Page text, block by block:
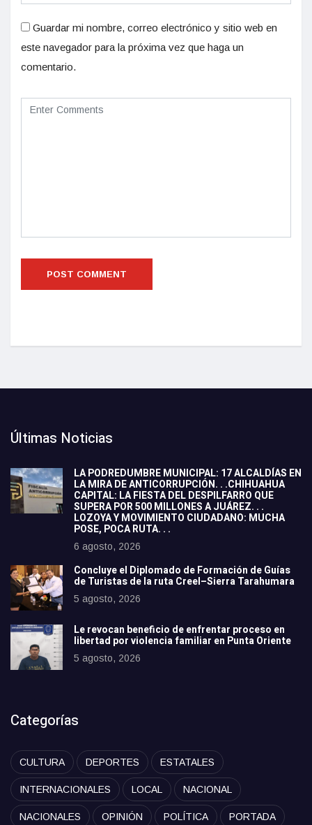
Guardar mi nombre, correo electrónico y sitio web en
este navegador para la próxima vez que haga un
comentario.
Últimas Noticias
LA PODREDUMBRE MUNICIPAL: 17 ALCALDÍAS EN
LA MIRA DE ANTICORRUPCIÓN. . .CHIHUAHUA
CAPITAL: LA FIESTA DEL DESPILFARRO QUE
SUPERA POR 500 MILLONES A JUÁREZ. . .
LOZOYA Y MOVIMIENTO CIUDADANO: MUCHA
POSE, POCA RUTA. . .
6 agosto, 2026
Concluye el Diplomado de Formación de Guías
de Turistas de la ruta Creel–Sierra Tarahumara
5 agosto, 2026
Le revocan beneficio de enfrentar proceso en
libertad por violencia familiar en Punta Oriente
5 agosto, 2026
Categorías
CULTURA DEPORTES ESTATALES
INTERNACIONALES LOCAL NACIONAL
NACIONALES OPINIÓN POLÍTICA PORTADA